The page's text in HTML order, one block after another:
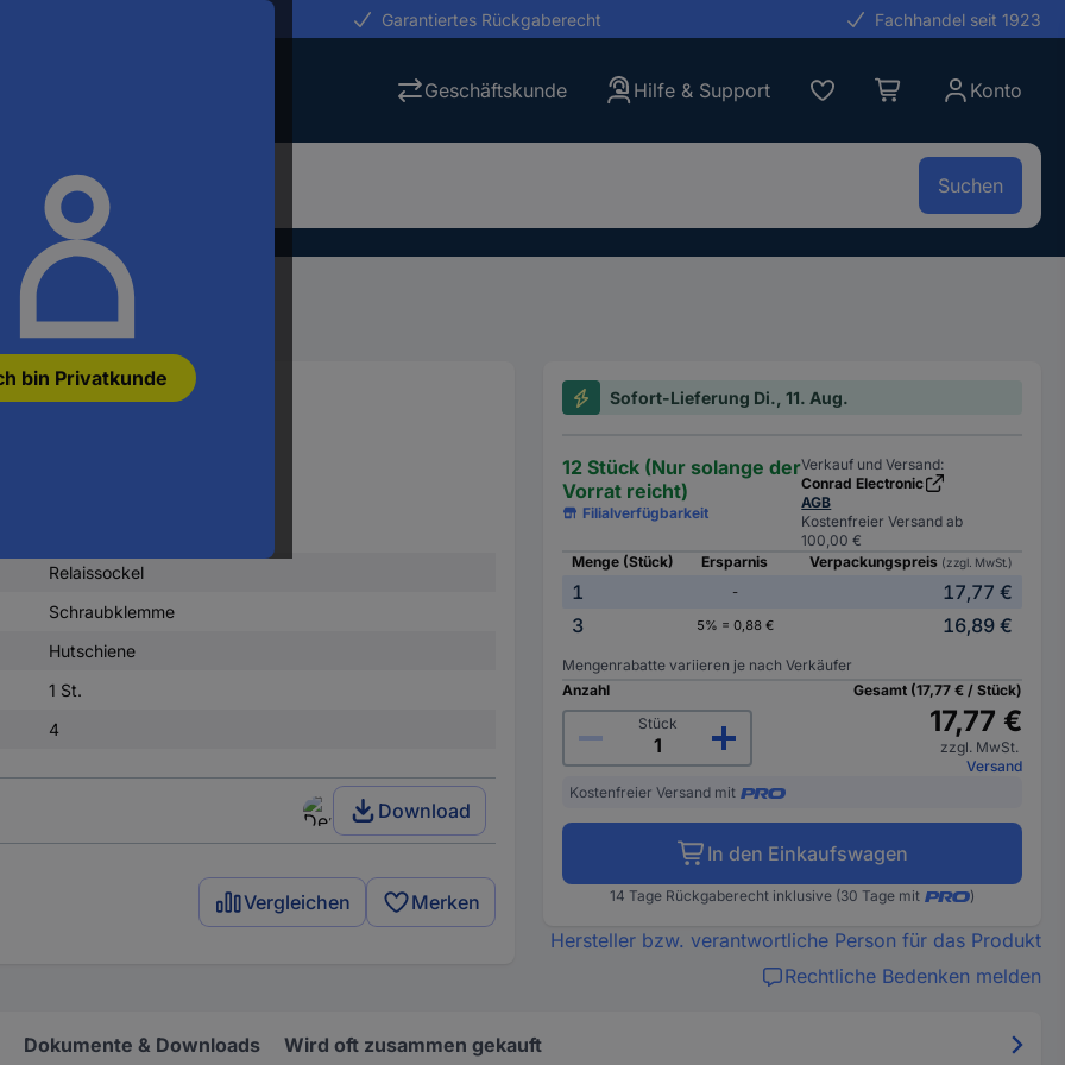
bin Privatkunde
Garantiertes Rückgaberecht Fachhandel seit 1923
Geschäftskunde Hilfe & Support Konto
Suchen
Relaissockel
Relaissockel
Schraubklemme
Hutschiene
1 St.
4
Download
Vergleichen Merken
Sofort-Lieferung Di., 11. Aug.
12 Stück (Nur solange der
Vorrat reicht)
Filialverfügbarkeit
Verkauf und Versand:
Conrad Electronic
AGB
Kostenfreier Versand ab
100,00 €
Menge (Stück)
Ersparnis Verpackungspreis (zzgl. MwSt.)
1 -
17,77 €
3
5% = 0,88 € 16,89 €
Mengenrabatte variieren je nach Verkäufer
Anzahl
Stück
Gesamt (17,77 € / Stück)
17,77 €
zzgl. MwSt.
Versand
Kostenfreier Versand mit
In den Einkaufswagen
14 Tage Rückgaberecht inklusive (30 Tage mit )
Hersteller bzw. verantwortliche Person für das Produkt
Rechtliche Bedenken melden
Dokumente & Downloads Wird oft zusammen gekauft